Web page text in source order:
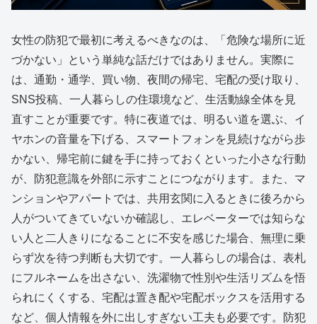
女性の防犯で最初に考えるべきなのは、「危険な場所に近
づかない」という単純な話だけではありません。実際に
は、通勤・通学、買い物、夜間の帰宅、宅配の受け取り、
SNS投稿、一人暮らしの住環境など、生活動線全体を見
直すことが重要です。特に夜道では、明るい道を選ぶ、イ
ヤホンの音量を下げる、スマートフォンを見続けながら歩
かない、帰宅前に鍵を手に持っておくといった小さな行動
が、防犯意識を外部に示すことにつながります。また、マ
ンションやアパートでは、共用玄関に入るときに後ろから
人がついてきていないか確認し、エレベーターでは知らな
い人と二人きりになることに不安を感じた場合、無理に乗
らず次を待つ判断も大切です。一人暮らしの場合は、表札
にフルネームを出さない、洗濯物で性別や生活リズムを悟
られにくくする、宅配は置き配や宅配ボックスを活用する
など、個人情報を外に出しすぎない工夫も必要です。防犯